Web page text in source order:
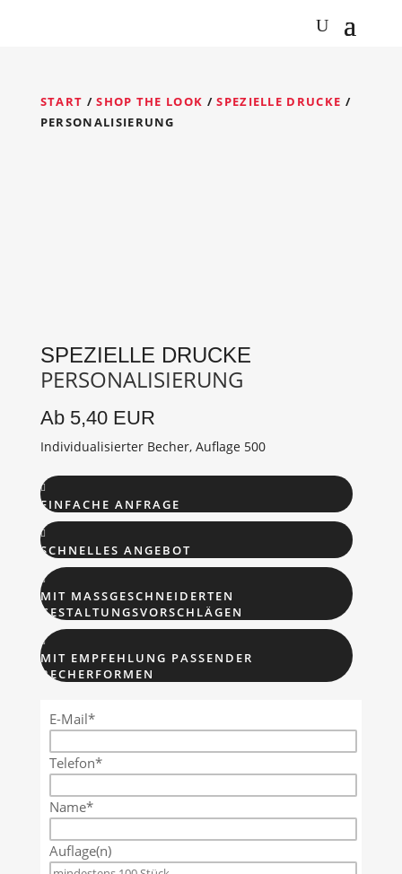
START /SHOP THE LOOK /SPEZIELLE DRUCKE /
PERSONALISIERUNG
SPEZIELLE DRUCKE
PERSONALISIERUNG
Ab 5,40 EUR
Individualisierter Becher, Auflage 500

EINFACHE ANFRAGE

SCHNELLES ANGEBOT

MIT MASSGESCHNEIDERTEN G
ESTALTUNGSVORSCHLÄGEN

MIT EMPFEHLUNG PASSENDER
BECHERFORMEN
E-Mail*
Telefon*
Name*
Auflage(n)